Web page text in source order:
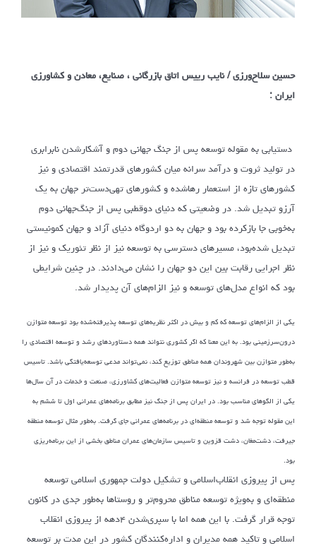
حسین سلاح‌ورزی / نایب رییس اتاق بازرگانی ، صنایع، معادن و کشاورزی
ایران :
دستیابی به مقوله توسعه پس از جنگ جهانی دوم و آشکار‌شدن نابرابری
در تولید ثروت و درآمد سرانه میان کشورهای قدرتمند اقتصادی و نیز
کشورهای تازه از استعمار رهاشده و کشورهای تهی‌دست‌تر جهان به یک
آرزو تبدیل شد. در وضعیتی که دنیای دوقطبی پس از جنگ‌جهانی دوم
به‌خوبی جا باز‌کرده بود و جهان به دو اردوگاه دنیای آزاد و جهان کمونیستی
تبدیل شده‌بود، مسیرهای دسترسی به توسعه نیز از نظر تئوریک و نیز از
نظر اجرایی رقابت بین این دو جهان را نشان می‌دادند. در چنین شرایطی
بود که انواع مدل‌های توسعه و نیز الزام‌های آن پدیدار شد.
یکی از الزام‌های توسعه که کم و بیش در اکثر نظریه‌های توسعه پذیرفته‌شده بود توسعه متوازن
درون‌سرزمینی بود. به این معنا که اگر کشوری نتواند همه دستاوردهای رشد و توسعه اقتصادی را
به‌طور متوازن بین شهروندان همه مناطق توزیع کند، نمی‌تواند مدعی توسعه‌یافتگی باشد. تاسیس
قطب توسعه در فرانسه و نیز توسعه متوازن فعالیت‌های کشاورزی، صنعت و خدمات در آن سال‌ها
یکی از الگوهای مناسب بود. در ایران پس از جنگ نیز مطابق برنامه‌های عمرانی اول تا ششم به
این مقوله توجه شد و توسعه منطقه‌ای در برنامه‌های عمرانی جای گرفت. به‌طور مثال توسعه منطقه
جیرفت، دشت‌مغان، دشت قزوین و تاسیس سازمان‌های عمران مناطق بخشی از این برنامه‌ریزی
بود.
پس از پیروزی انقلاب‌اسلامی و تشکیل دولت جمهوری اسلامی توسعه
منطقه‌ای و به‌ویژه توسعه مناطق محروم‌تر و روستاها به‌طور جدی در کانون
توجه قرار گرفت. با این همه اما با سپری‌شدن ۴‌دهه از پیروزی انقلاب
اسلامی و تاکید همه مدیران و اداره‌کنندگان کشور در این مدت بر توسعه